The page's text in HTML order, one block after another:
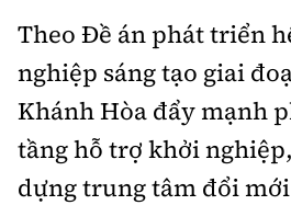
Theo Đề án phát triển
nghiệp sáng tạo giai
Khánh Hòa đẩy mạnh
tầng hỗ trợ khởi
dựng trung tâm đổi mới